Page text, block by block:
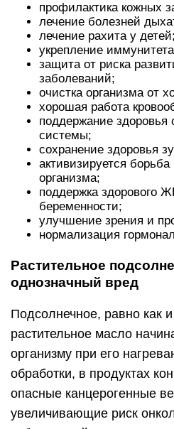
профилактика кожных
лечение болезней
лечение рахита у детей;
укрепление
защита от риска
заболеваний;
очистка организма от
хорошая работа
поддержание здоровья
системы;
сохранение здоровья
активизируется
организма;
поддержка здорового
беременности;
улучшение зрения и
нормализация
Растительное
однозначный вред
Подсолнечное, равно как
растительное масло
организму при его
обработки, в продуктах
опасные канцерогенные
увеличивающие риск